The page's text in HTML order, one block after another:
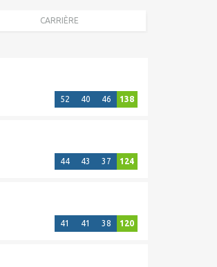
CARRIÈRE
52 40 46 138
44 43 37 124
41 41 38 120